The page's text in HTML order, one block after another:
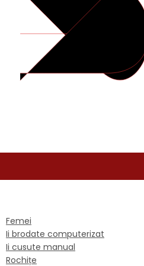
Femei
Ii brodate computerizat
Ii cusute manual
Rochițe